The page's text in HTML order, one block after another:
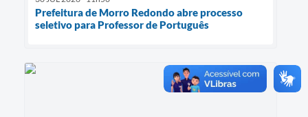
Prefeitura de Morro Redondo abre processo
seletivo para Professor de Português